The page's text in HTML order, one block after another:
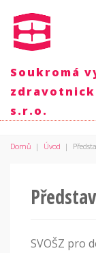
Soukromá
s.r.o.
Domů | Úvod |
SVOŠZ pro